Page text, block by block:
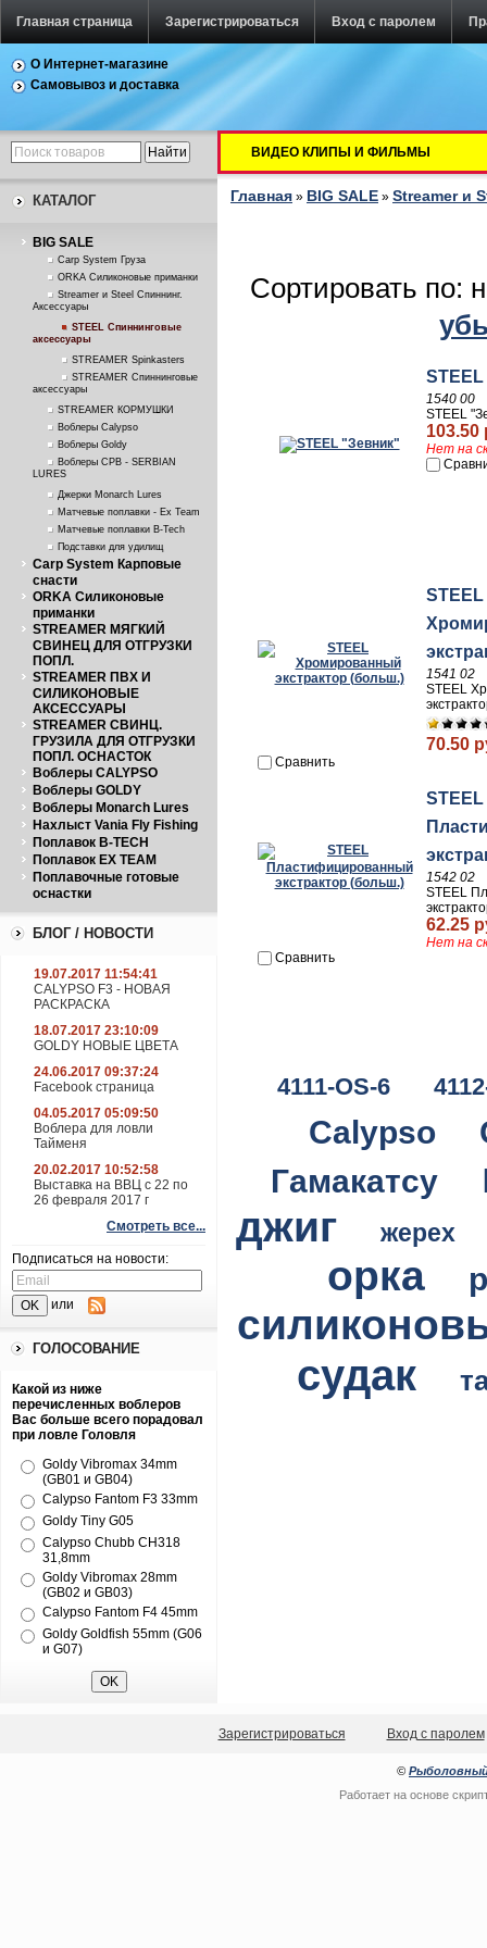
Главная страница Зарегистрироваться Вход с паролем
О Интернет-магазине
Самовывоз и доставка
КАТАЛОГ
BIG SALE
Carp System Груза
ORKA Силиконовые приманки
Streamer и Steel Спиннинг.
Аксессуары
STEEL Спиннинговые
аксессуары
STREAMER Spinkasters
STREAMER Спиннинговые
аксессуары
STREAMER КОРМУШКИ
Воблеры Calypso
Воблеры Goldy
Воблеры СРВ - SERBIAN
LURES
Джерки Monarch Lures
Матчевые поплавки - Ex Team
Матчевые поплавки B-Tech
Подставки для удилищ
Carp System Карповые
снасти
ORKA Силиконовые
приманки
STREAMER МЯГКИЙ
СВИНЕЦ ДЛЯ ОТГРУЗКИ
ПОПЛ.
STREAMER ПВХ И
СИЛИКОНОВЫЕ
АКСЕССУАРЫ
STREAMER СВИНЦ.
ГРУЗИЛА ДЛЯ ОТГРУЗКИ
ПОПЛ. ОСНАСТОК
Воблеры CALYPSO
Воблеры GOLDY
Воблеры Monarch Lures
Нахлыст Vania Fly Fishing
Поплавок B-TECH
Поплавок EX TEAM
Поплавочные готовые
оснастки
БЛОГ / НОВОСТИ
19.07.2017 11:54:41
CALYPSO F3 - НОВАЯ
РАСКРАСКА
18.07.2017 23:10:09
GOLDY НОВЫЕ ЦВЕТА
24.06.2017 09:37:24
Facebook страница
04.05.2017 05:09:50
Воблера для ловли
Тайменя
20.02.2017 10:52:58
Выставка на ВВЦ с 22 по
26 февраля 2017 г
Смотреть все...
Подписаться на новости:
или
ГОЛОСОВАНИЕ
Какой из ниже
перечисленных воблеров
Вас больше всего порадовал
при ловле Головля
Goldy Vibromax 34mm
(GB01 и GB04)
Calypso Fantom F3 33mm
Goldy Tiny G05
Calypso Chubb CH318
31,8mm
Goldy Vibromax 28mm
(GB02 и GB03)
Calypso Fantom F4 45mm
Goldy Goldfish 55mm (G06
и G07)
ВИДЕО КЛИПЫ И ФИЛЬМЫ
Главная » BIG SALE » Streamer и
Сортировать по:
1540 00
STEEL
103.50
Нет на
STEEL
1541 02
STEEL
70.50
Сравнить
STEEL
1542 02
STEEL
62.25
Нет на
Сравнить
4111-OS-6
Calypso
Гамакатсу
джиг
жерех
орка
судак
Зарегистрироваться Вход с паролем
© Рыболовный
Работает на основе